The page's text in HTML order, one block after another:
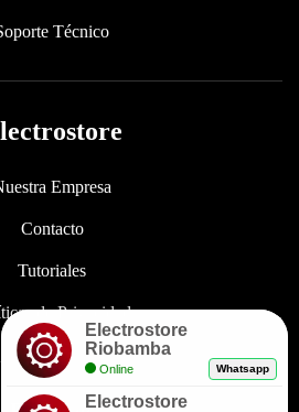
Técnico
Empresa
Contacto
Tutoriales
de Privacidad
Electrostore
Riobamba
Online Whatsapp
Electrostore